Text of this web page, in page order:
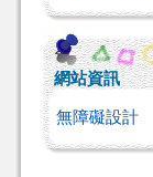
網站資訊
無障礙設計